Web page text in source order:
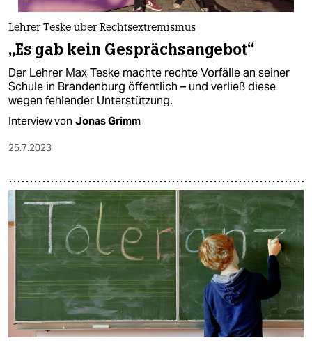
Lehrer Teske über Rechtsextremismus
„Es gab kein Gesprächsangebot“
Der Lehrer Max Teske machte rechte Vorfälle an seiner
Schule in Brandenburg öffentlich – und verließ diese
wegen fehlender Unterstützung.
Interview von Jonas Grimm
25.7.2023